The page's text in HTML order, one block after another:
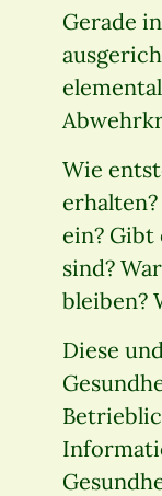
Gerade
Wie
ein? Gibt
sind?
bleiben?
Diese